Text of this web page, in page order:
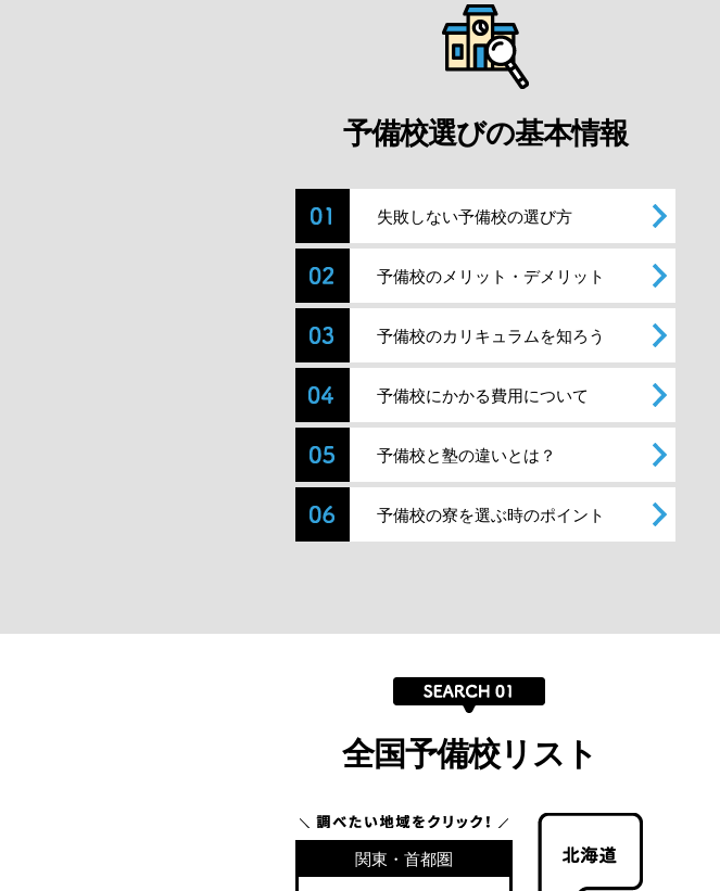
予備校選びの基本情報
失敗しない予備校の選び方
予備校のメリット・デメリット
予備校のカリキュラムを知ろう
予備校にかかる費用について
予備校と塾の違いとは？
予備校の寮を選ぶ時のポイント
全国予備校リスト
関東・首都圏